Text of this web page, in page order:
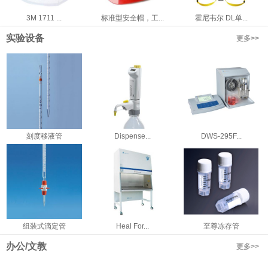
3M 1711 ... 标准型安全帽，工... 霍尼韦尔 DL单...
实验设备 更多>>
刻度移液管 Dispense... DWS-295F...
组装式滴定管 Heal For... 至尊冻存管
办公/文教 更多>>